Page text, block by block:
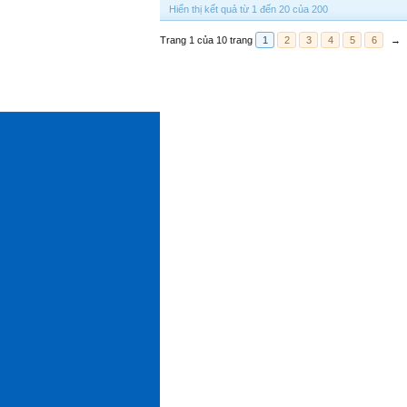
Hiển thị kết quả từ 1 đến 20 của 200
Trang 1 của 10 trang 1 2 3 4 5 6 →